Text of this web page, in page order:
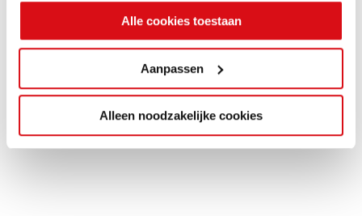
Alle cookies toestaan
Aanpassen
Alleen noodzakelijke cookies